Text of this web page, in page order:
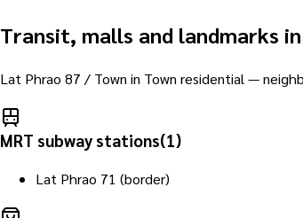
Transit, malls and landmarks in
Lat Phrao 87 / Town in Town residential —
MRT subway stations(1)
Lat Phrao 71 (border)